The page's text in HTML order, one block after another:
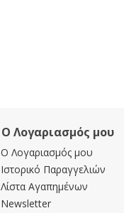
Ο Λογαριασμός μου
Ο Λογαριασμός μου
Ιστορικό Παραγγελιών
Λίστα Αγαπημένων
Newsletter